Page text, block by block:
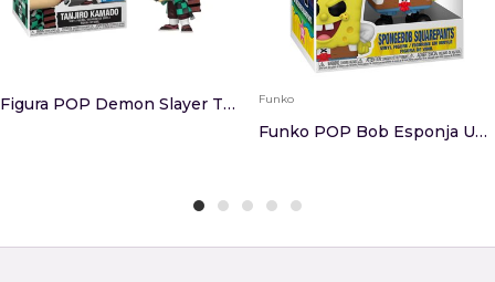
Figura POP Demon Slayer Tanjiro Kamado With Cro... Funko
Funko POP Bob Esponja Una Nueva Aventura Pirata...